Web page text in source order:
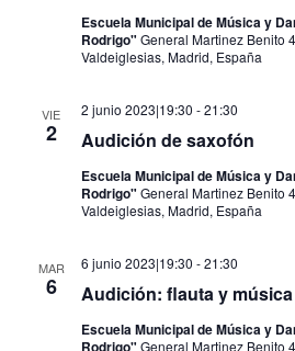
Escuela Municipal de Música y
Rodrigo" General Martinez Benito
Valdeiglesias, Madrid, España
VIE
2 Audición de saxofón
2 junio 2023|19:30 -21:30
Escuela Municipal de Música y
Rodrigo" General Martinez Benito
Valdeiglesias, Madrid, España
MAR
6 Audición: flauta y
6 junio 2023|19:30 -21:30
Escuela Municipal de Música y
Rodrigo" General Martinez Benito